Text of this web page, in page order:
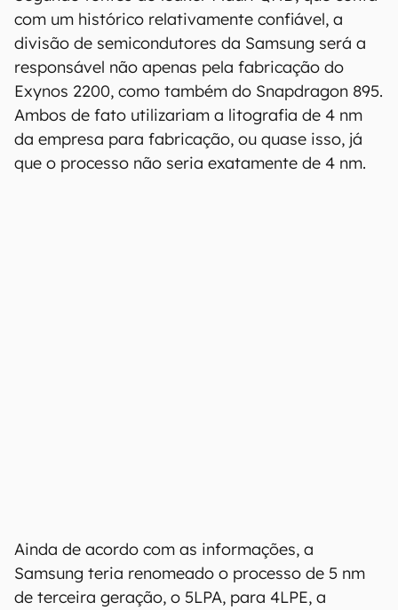
com um histórico relativamente confiável, a
divisão de semicondutores da Samsung será a
responsável não apenas pela fabricação do
Exynos 2200, como também do Snapdragon 895.
Ambos de fato utilizariam a litografia de 4 nm
da empresa para fabricação, ou quase isso, já
que o processo não seria exatamente de 4 nm.
Ainda de acordo com as informações, a
Samsung teria renomeado o processo de 5 nm
de terceira geração, o 5LPA, para 4LPE, a